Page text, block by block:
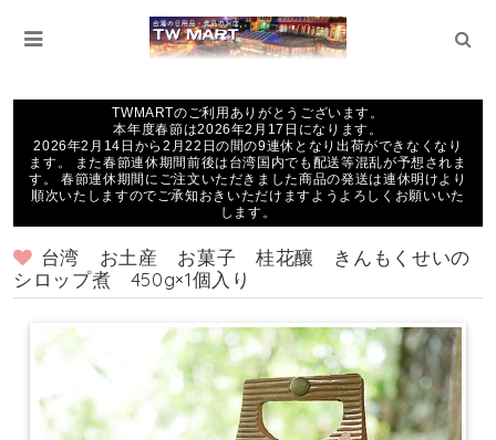
TWMARTのご利用ありがとうございます。
本年度春節は2026年2月17日になります。
2026年2月14日から2月22日の間の9連休となり出荷ができなくなり
ます。 また春節連休期間前後は台湾国内でも配送等混乱が予想されま
す。 春節連休期間にご注文いただきました商品の発送は連休明けより
順次いたしますのでご承知おきいただけますようよろしくお願いいた
します。
台湾 お土産 お菓子 桂花釀 きんもくせいの
シロップ煮 450g×1個入り